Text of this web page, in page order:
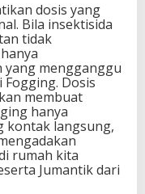
dosis yang
Bila insektisida
tidak
yang mengganggu
Dosis
membuat
hanya
kontak langsung,
rumah kita
Jumantik dari